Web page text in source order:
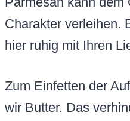
Charakter verleihen.
hier ruhig mit Ihren
Zum Einfetten der
wir Butter. Das